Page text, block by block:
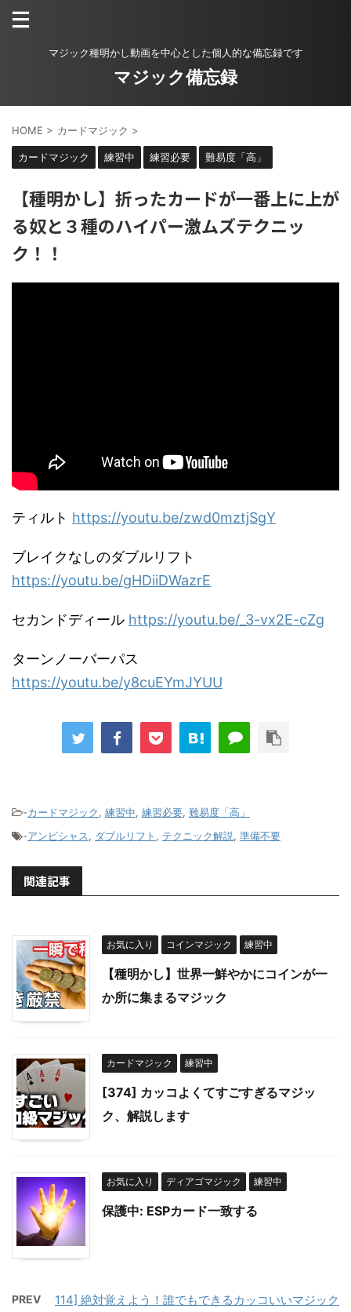
マジック種明かし動画を中心とした個人的な備忘録です
マジック備忘録
HOME > カードマジック >
カードマジック 練習中 練習必要 難易度「高」
【種明かし】折ったカードが一番上に上が
る奴と３種のハイパー激ムズテクニッ
ク！！
ティルト https://youtu.be/zwd0mztjSgY
ブレイクなしのダブルリフト
https://youtu.be/gHDiiDWazrE
セカンドディール https://youtu.be/_3-vx2E-cZg
ターンノーバーパス
https://youtu.be/y8cuEYmJYUU
-カードマジック, 練習中, 練習必要, 難易度「高」
-アンビシャス, ダブルリフト , テクニック解説, 準備不要
関連記事
お気に入り コインマジック 練習中
【種明かし】世界一鮮やかにコインが一
か所に集まるマジック
カードマジック 練習中
[374] カッコよくてすごすぎるマジッ
ク、解説します
お気に入り ディアゴマジック 練習中
保護中: ESPカード一致する
PREV
114] 絶対覚えよう！誰でもできるカッコいいマジック